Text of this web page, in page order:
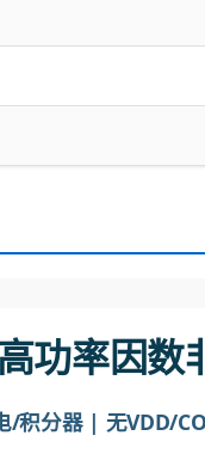
功率因
/积分器 | 无VDD/